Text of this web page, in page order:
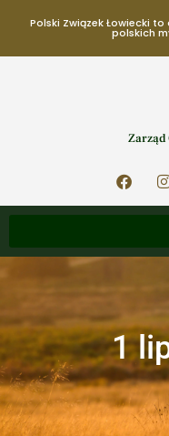
Polski Związek Łowiecki
polskich
Zarząd
1